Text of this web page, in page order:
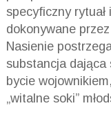
specyficzny
dokonywane
Nasienie
substancja dająca
bycie
„witalne soki”